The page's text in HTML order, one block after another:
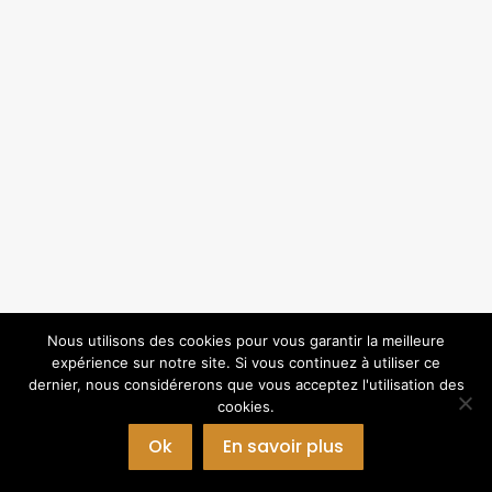
Nous utilisons des cookies pour vous garantir la meilleure
expérience sur notre site. Si vous continuez à utiliser ce
dernier, nous considérerons que vous acceptez l'utilisation des
cookies.
Ok En savoir plus